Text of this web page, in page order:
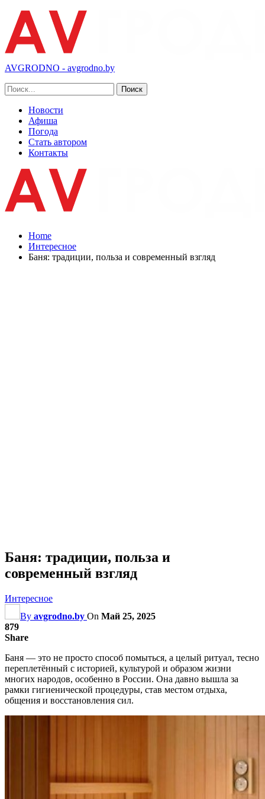
AVGRODNO - avgrodno.by
Новости
Афиша
Погода
Стать автором
Контакты
Home
Интересное
Баня: традиции, польза и современный взгляд
Баня: традиции, польза и
современный взгляд
Интересное
By avgrodno.by On Май 25, 2025
879
Share
Баня — это не просто способ помыться, а целый ритуал, тесно
переплетённый с историей, культурой и образом жизни
многих народов, особенно в России. Она давно вышла за
рамки гигиенической процедуры, став местом отдыха,
общения и восстановления сил.